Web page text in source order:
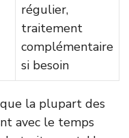
régulier,
traitement
complémentaire
si besoin
la plupart des
avec le temps